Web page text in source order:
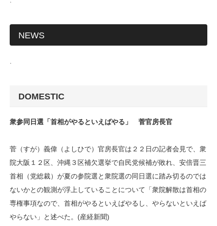
NEWS
.
DOMESTIC
衆参同日選「首相がやるといえばやる」 菅官房長官
菅（すが）義偉（よしひで）官房長官は２２日の記者会見で、衆
院大阪１２区、沖縄３区補欠選挙で自民党候補が敗れ、安倍晋三
首相（党総裁）が夏の参院選と衆院選の同日選に踏み切るのでは
ないかとの観測が浮上していることについて「衆院解散は首相の
専権事項なので、首相がやるといえばやるし、やらないといえば
やらない」と述べた。(産経新聞)